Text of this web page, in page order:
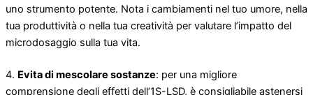
uno strumento potente. Nota i cambiamenti nel tuo umore, nella
tua produttività o nella tua creatività per valutare l’impatto del
microdosaggio sulla tua vita.
4. Evita di mescolare sostanze: per una migliore
comprensione degli effetti dell’1S-LSD, è consigliabile astenersi